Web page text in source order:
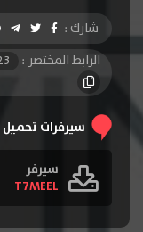
شارك :
الرابط المختصر :
سيرفرات تحميل
سيرفر
T7MEEL